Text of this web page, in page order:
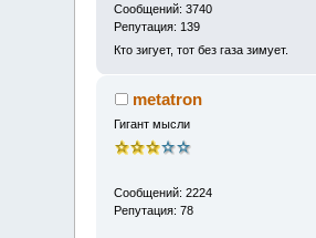
Сообщений: 3740
Репутация: 139
Кто зигует, тот без газа зимует.
metatron
Гигант мысли
Сообщений: 2224
Репутация: 78